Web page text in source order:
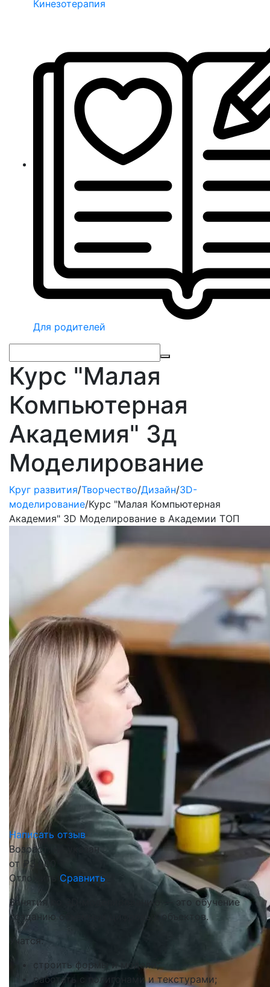
Кинезотерапия
Для родителей
Курс "Малая
Компьютерная
Академия" 3д
Моделирование
Круг развития/Творчество/Дизайн/3D-
моделирование/Курс "Малая Компьютерная
Академия" 3D Моделирование в Академии ТОП
Написать отзыв
Возраст: не указан
от ₽3,000
Отложить
Сравнить
Занятия по 3D‑моделированию — это обучение
созданию объёмных цифровых объектов.
Учатся:
строить формы и модели;
работать с полигонами и текстурами;